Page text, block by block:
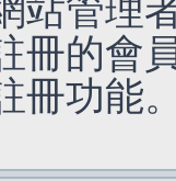
站管理
冊的會
冊功能